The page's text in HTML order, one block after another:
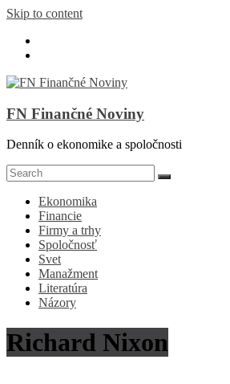
Skip to content
FN Finančné Noviny
Denník o ekonomike a spoločnosti
Ekonomika
Financie
Firmy a trhy
Spoločnosť
Svet
Manažment
Literatúra
Názory
Richard Nixon